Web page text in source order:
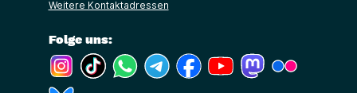
Weitere Kontaktadressen
Folge uns:
(Link öffnet ein neues Fenster)
(Link öffnet ein neues Fenster)
(Link öffnet ein neues Fenster)
(Link öffnet ein neues Fenster)
(Link öffnet ein neues Fenster)
(Link öffnet ein neues
(Link öffnet ein